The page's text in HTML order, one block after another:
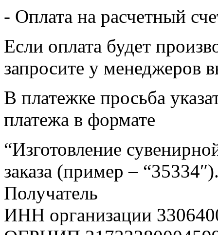
- Оплата на расчетный
Если оплата будет
запросите у менеджеров
В платежке просьба
платежа в формате
“Изготовление
заказа (пример –
Получатель
ИНН организации